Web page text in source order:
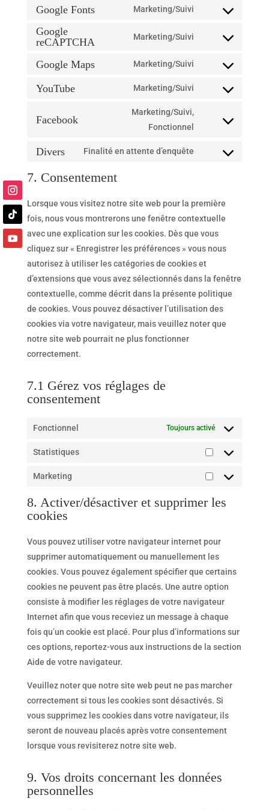
wordpress
wordfence
Google Fonts Marketing/Suivi
Consent
google-
Google
reCAPTCHA
Marketing/Suivi
Consent
google-
Google Maps Marketing/Suivi
Consent
google-
YouTube Marketing/Suivi
Consent
service
Facebook
Marketing/Suivi,
Fonctionnel
Consent
service
Divers Finalité en attente d’enquête
Consent
divers
7. Consentement
Lorsque vous visitez notre site web pour la première
fois, nous vous montrerons une fenêtre contextuelle
avec une explication sur les cookies. Dès que vous
cliquez sur « Enregistrer les préférences » vous nous
autorisez à utiliser les catégories de cookies et
d’extensions que vous avez sélectionnés dans la fenêtre
contextuelle, comme décrit dans la présente politique
de cookies. Vous pouvez désactiver l’utilisation des
cookies via votre navigateur, mais veuillez noter que
notre site web pourrait ne plus fonctionner
correctement.
7.1 Gérez vos réglages de
consentement
Fonctionnel Toujours activé
Statistiques
Statistiques
Marketing
Marketing
8. Activer/désactiver et supprimer les
cookies
Vous pouvez utiliser votre navigateur internet pour
supprimer automatiquement ou manuellement les
cookies. Vous pouvez également spécifier que certains
cookies ne peuvent pas être placés. Une autre option
consiste à modifier les réglages de votre navigateur
Internet afin que vous receviez un message à chaque
fois qu’un cookie est placé. Pour plus d’informations sur
ces options, reportez-vous aux instructions de la section
Aide de votre navigateur.
Veuillez noter que notre site web peut ne pas marcher
correctement si tous les cookies sont désactivés. Si
vous supprimez les cookies dans votre navigateur, ils
seront de nouveau placés après votre consentement
lorsque vous revisiterez notre site web.
9. Vos droits concernant les données
personnelles